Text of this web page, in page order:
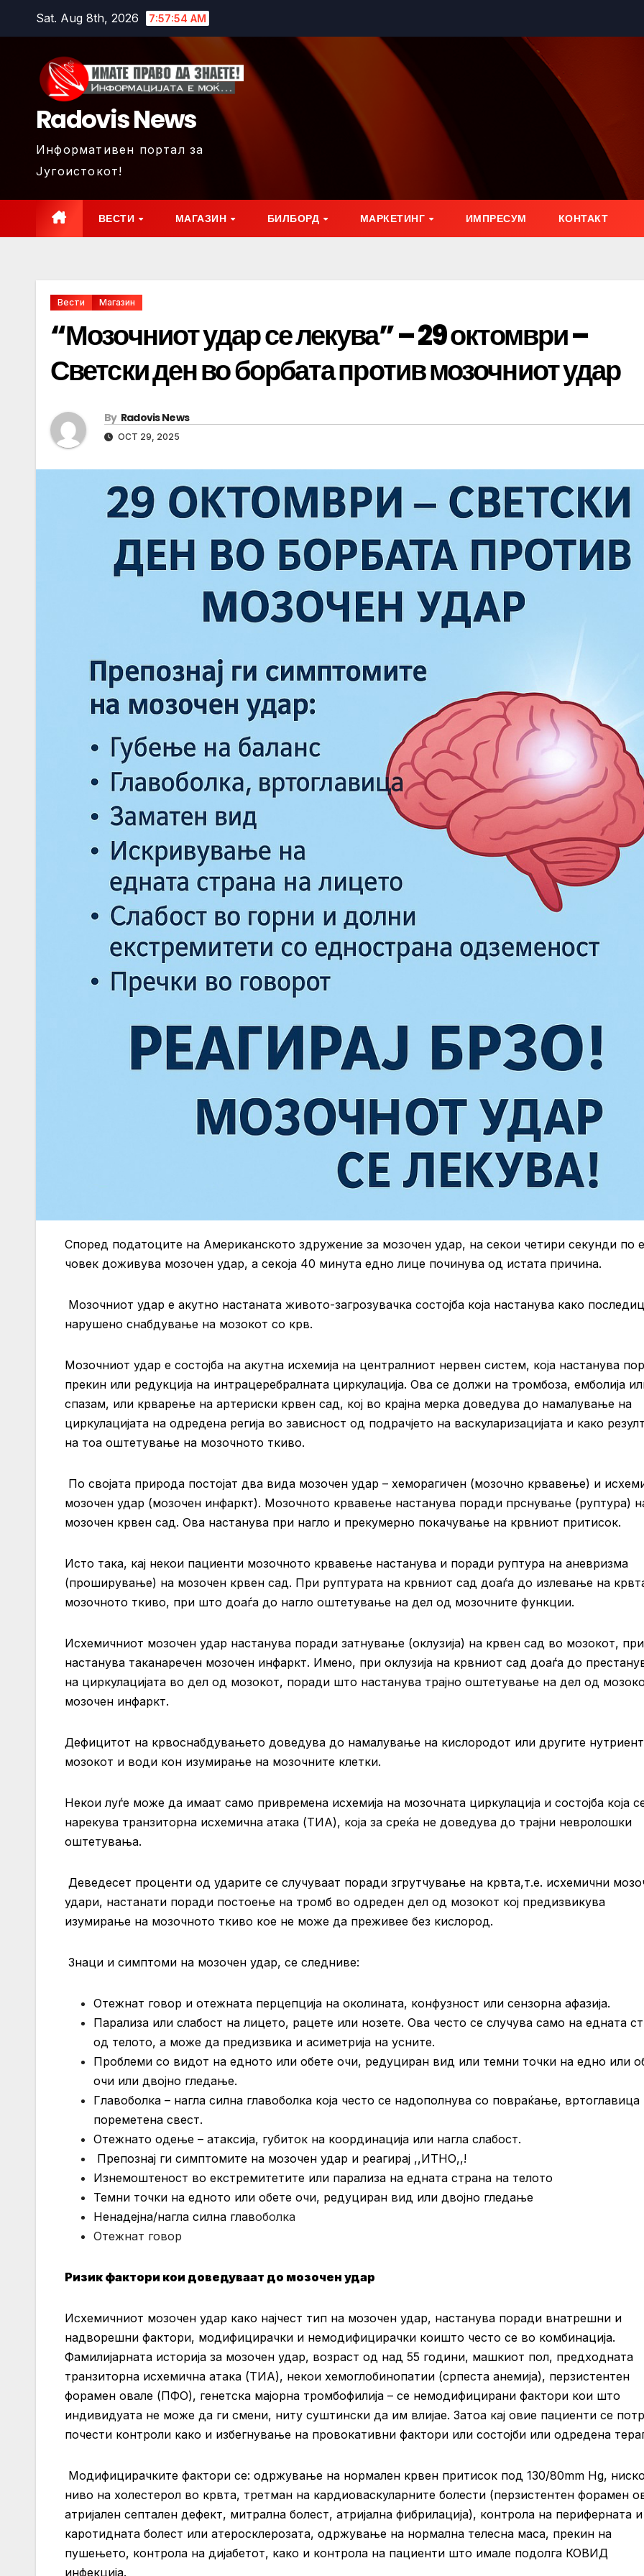
Sat. Aug 8th, 2026 7:57:56 AM
Radovis News
Информативен портал за
Југоистокот!
ВЕСТИ МАГАЗИН БИЛБОРД МАРКЕТИНГ ИМПРЕСУМ КОНТАКТ
Вести Магазин
“Мозочниот удар се лекува” – 29 октомври –
Светски ден во борбата против мозочниот удар
By Radovis News
OCT 29, 2025
Според податоците на Американското здружение за мозочен удар, на секои четири секунди по
човек доживува мозочен удар, а секоја 40 минута едно лице починува од истата причина.
Мозочниот удар е акутно настаната живото-загрозувачка состојба која настанува како
нарушено снабдување на мозокот со крв.
Мозочниот удар е состојба на акутна исхемија на централниот нервен систем, која настанува
прекин или редукција на интрацеребралната циркулација. Ова се должи на тромбоза, емболија
спазам, или крварење на артериски крвен сад, кој во крајна мерка доведува до намалување на
циркулацијата на одредена регија во зависност од подрачјето на васкуларизацијата и како
на тоа оштетување на мозочното ткиво.
По својата природа постојат два вида мозочен удар – хеморагичен (мозочно крвавење) и
мозочен удар (мозочен инфаркт). Мозочното крвавење настанува поради прснување (руптура)
мозочен крвен сад. Oва настанува при нагло и прекумерно покачување на крвниот притисок.
Исто така, кај некои пациенти мозочното крвавење настанува и поради руптура на аневризма
(проширување) на мозочен крвен сад. При руптурата на крвниот сад доаѓа до излевање на
мозочното ткиво, при што доаѓа до нагло оштетување на дел од мозочните функции.
Исхемичниот мозочен удар настанува поради затнување (оклузија) на крвен сад во мозокот,
настанува таканаречен мозочен инфаркт. Имено, при оклузија на крвниот сад доаѓа до
на циркулацијата во дел од мозокот, поради што настанува трајно oштетување на дел од
мозочен инфаркт.
Дефицитот на крвоснабдувањето доведува до намалување на кислородот или другите
мозокот и води кон изумирање на мозочните клетки.
Некои луѓе може да имаат само привремена исхемија на мозочната циркулација и состојба која
нарекува транзиторна исхемична атака (ТИА), која за среќа не доведува до трајни невролошки
оштетувања.
Деведесет проценти од ударите се случуваат поради згрутчување на крвта,т.е. исхемични
удари, настанати поради постоење на тромб во одреден дел од мозокот кој предизвикува
изумирање на мозочното ткиво кое не може да преживее без кислород.
Знаци и симптоми на мозочен удар, се следниве:
Отежнат говор и отежната перцепција на околината, конфузност или сензорна афазија.
Парализа или слабост на лицето, рацете или нозете. Ова често се случува само на едната
од телото, а може да предизвика и асиметрија на усните.
Проблеми со видот на едното или обете очи, редуциран вид или темни точки на едно или
очи или двојно гледање.
Главоболка – нагла силна главоболка која често се надополнува со повраќање, вртоглавица
пореметена свест.
Отежнато одење – атаксија, губиток на координација или нагла слабост.
Препознај ги симптомите на мозочен удар и реагирај ,,ИТНО,,!
Изнемоштеност во екстремитетите или парализа на едната страна на телото
Темни точки на едното или обете очи, редуциран вид или двојно гледање
Ненадејна/нагла силна главоболка
Отежнат говор
Ризик фактори кои доведуваат до мозочен удар
Исхемичниот мозочен удар како најчест тип на мозочен удар, настанува поради внатрешни и
надворешни фактори, модифицирачки и немодифицирачки коишто често се во комбинација.
Фамилијарната историја за мозочен удар, возраст од над 55 години, машкиот пол, предходната
транзиторна исхемична атака (ТИА), некои хемоглобинопатии (српеста анемија), перзистентен
форамен овале (ПФО), генетска мајорна тромбофилија – се немодифицирани фактори кои што
индивидуата не може да ги смени, ниту суштински да им влијае. Затоа кај овие пациенти се
почести контроли како и избегнување на провокативни фактори или состојби или одредена
Модифицирачките фактори се: одржување на нормален крвен притисок под 130/80mm Hg,
ниво на холестерол во крвта, третман на кардиоваскуларните болести (перзистентен форамен
атријален септален дефект, митрална болест, aтријална фибрилација), контрола на периферната и
каротидната болест или атеросклерозата, одржување на нормална телесна маса, прекин на
пушењето, контрола на дијабетот, како и контрола на пациенти што имале подолга КОВИД
инфекција.